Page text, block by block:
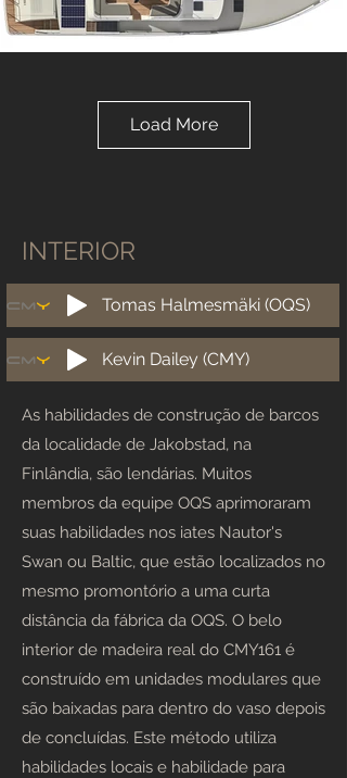
Load More
INTERIOR
Tomas Halmesmäki (OQS)
Kevin Dailey (CMY)
As habilidades de construção de barcos
da localidade de Jakobstad, na
Finlândia, são lendárias. Muitos
membros da equipe OQS aprimoraram
suas habilidades nos iates Nautor's
Swan ou Baltic, que estão localizados no
mesmo promontório a uma curta
distância da fábrica da OQS. O belo
interior de madeira real do CMY161 é
construído em unidades modulares que
são baixadas para dentro do vaso depois
de concluídas. Este método utiliza
habilidades locais e habilidade para